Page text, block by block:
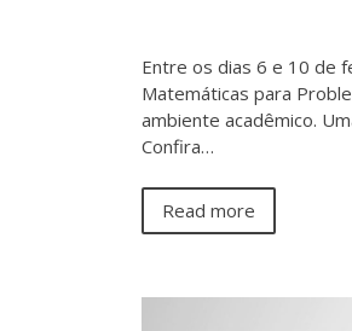
Entre os dias 6 e 10 de
Matemáticas para
ambiente acadêmico.
Confira…
Read more